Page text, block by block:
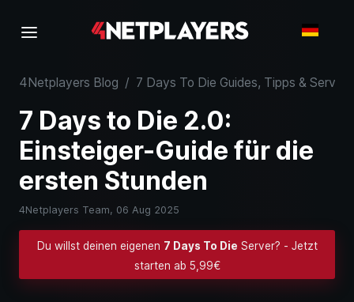
4Netplayers Blog / 7 Days To Die Guides, Tipps & Server-
7 Days to Die 2.0:
Einsteiger-Guide für die
ersten Stunden
4Netplayers Team, 06 Aug 2025
Du willst deinen eigenen 7 Days To Die Server? - Jetzt
starten ab 5,99€